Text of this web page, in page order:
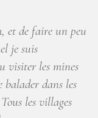
et de faire un peu
je suis
visiter les mines
balader dans les
les villages